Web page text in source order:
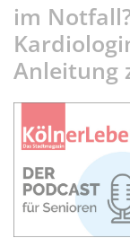
im
Anleitung